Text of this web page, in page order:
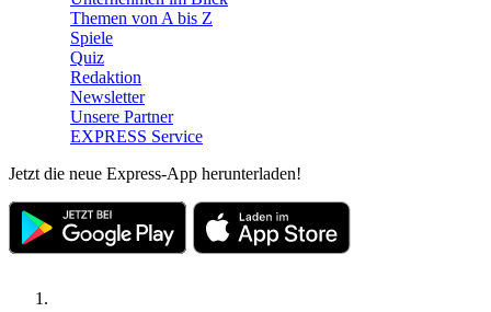
Themen von A bis Z
Spiele
Quiz
Redaktion
Newsletter
Unsere Partner
EXPRESS Service
Jetzt die neue Express-App herunterladen!